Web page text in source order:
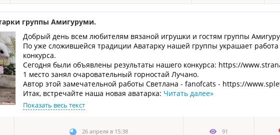
группы Амигуруми.
Добрый день всем любителям вязаной игрушки и гостям группы
По уже сложившейся традиции Аватарку нашей группы украшает
конкурса.
Сегодня были объявлены результаты нашего конкурса: https://
1 место занял очаровательный горностай Лучано.
Автор этой замечательной работы Светлана - fanofcats - https://
Итак, встречайте наша новая аватарка: Читать далее»
Показать весь текст
26 апреля в 15:38 91